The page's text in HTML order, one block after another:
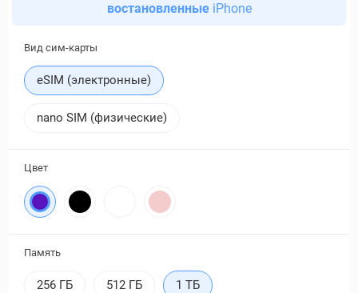
востановленныеiPhone
Вид сим-карты
eSIM (электронные)
nano SIM (физические)
Цвет
Память
256 ГБ 512 ГБ 1 ТБ